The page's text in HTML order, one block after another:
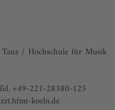
/ Hochschule für Musik
+49-221-28380-125
koeln.de